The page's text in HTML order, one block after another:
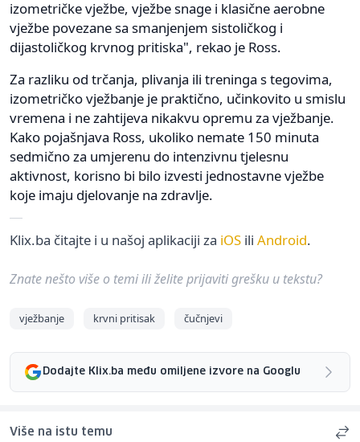
izometričke vježbe, vježbe snage i klasične aerobne
vježbe povezane sa smanjenjem sistoličkog i
dijastoličkog krvnog pritiska", rekao je Ross.
Za razliku od trčanja, plivanja ili treninga s tegovima,
izometričko vježbanje je praktično, učinkovito u smislu
vremena i ne zahtijeva nikakvu opremu za vježbanje.
Kako pojašnjava Ross, ukoliko nemate 150 minuta
sedmično za umjerenu do intenzivnu tjelesnu
aktivnost, korisno bi bilo izvesti jednostavne vježbe
koje imaju djelovanje na zdravlje.
Klix.ba čitajte i u našoj aplikaciji za iOS ili Android.
Znate nešto više o temi ili želite prijaviti grešku u tekstu?
vježbanje krvni pritisak čučnjevi
Dodajte Klix.ba među omiljene izvore na Googlu
Više na istu temu